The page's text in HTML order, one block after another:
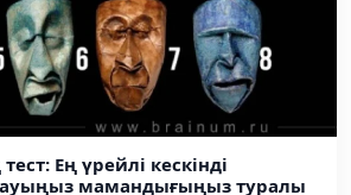
Ең үрейлі кескінді
мамандығыңыз туралы